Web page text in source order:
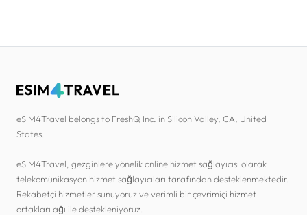
eSIM4Travel belongs to FreshQ Inc. in Silicon Valley, CA, United
States.
eSIM4Travel, gezginlere yönelik online hizmet sağlayıcısı olarak
telekomünikasyon hizmet sağlayıcıları tarafından desteklenmektedir.
Rekabetçi hizmetler sunuyoruz ve verimli bir çevrimiçi hizmet
ortakları ağı ile destekleniyoruz.